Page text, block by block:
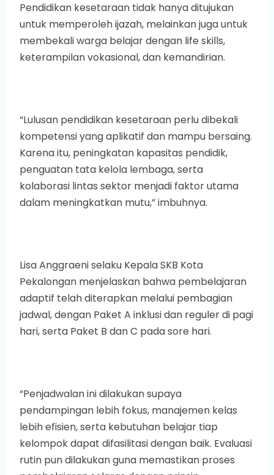
Pendidikan kesetaraan tidak hanya ditujukan
untuk memperoleh ijazah, melainkan juga untuk
membekali warga belajar dengan life skills,
keterampilan vokasional, dan kemandirian.
“Lulusan pendidikan kesetaraan perlu dibekali
kompetensi yang aplikatif dan mampu bersaing.
Karena itu, peningkatan kapasitas pendidik,
penguatan tata kelola lembaga, serta
kolaborasi lintas sektor menjadi faktor utama
dalam meningkatkan mutu,” imbuhnya.
Lisa Anggraeni selaku Kepala SKB Kota
Pekalongan menjelaskan bahwa pembelajaran
adaptif telah diterapkan melalui pembagian
jadwal, dengan Paket A inklusi dan reguler di pagi
hari, serta Paket B dan C pada sore hari.
“Penjadwalan ini dilakukan supaya
pendampingan lebih fokus, manajemen kelas
lebih efisien, serta kebutuhan belajar tiap
kelompok dapat difasilitasi dengan baik. Evaluasi
rutin pun dilakukan guna memastikan proses